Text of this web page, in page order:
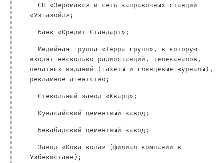
— СП «Зеромакс» и сеть заправочных станций
«Узгазойл»;
— Банк «Кредит Стандарт»;
— Медийная группа «Терра групп», в которую
входят несколько радиостанций, телеканалов,
печатных изданий (газеты и глянцевые журналы),
рекламное агентство;
— Стекольный завод «Кварц»;
— Кувасайский цементный завод;
— Бекабадский цементный завод;
— Завод «Кока-кола» (филиал компании в
Узбекистане);